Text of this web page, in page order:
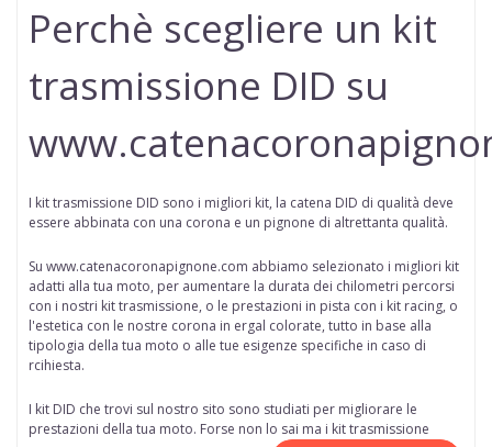
Perchè scegliere un kit
trasmissione DID su
I kit trasmissione DID sono i migliori kit, la catena DID di qualità deve
essere abbinata con una corona e un pignone di altrettanta qualità.
Su www.catenacoronapignone.com abbiamo selezionato i migliori kit
adatti alla tua moto, per aumentare la durata dei chilometri percorsi
con i nostri kit trasmissione, o le prestazioni in pista con i kit racing, o
l'estetica con le nostre corona in ergal colorate, tutto in base alla
tipologia della tua moto o alle tue esigenze specifiche in caso di
rcihiesta.
I kit DID che trovi sul nostro sito sono studiati per migliorare le
prestazioni della tua moto. Forse non lo sai ma i kit trasmissione